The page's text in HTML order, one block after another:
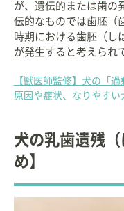
が、遺伝的または歯の
伝的なものでは歯胚（
時期における歯胚（し
が発生すると考えられ
【獣医師監修】犬の「
原因や症状、なりやすい
犬の乳歯遺残
め】